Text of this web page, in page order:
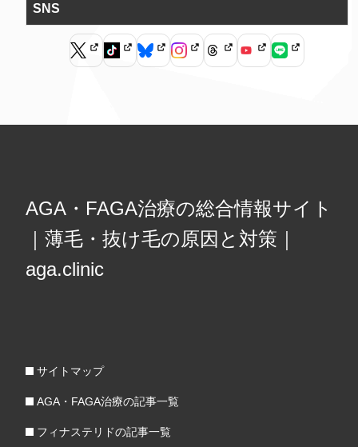
SNS
AGA・FAGA治療の総合情報サイト
｜薄毛・抜け毛の原因と対策｜
aga.clinic
サイトマップ
AGA・FAGA治療の記事一覧
フィナステリドの記事一覧